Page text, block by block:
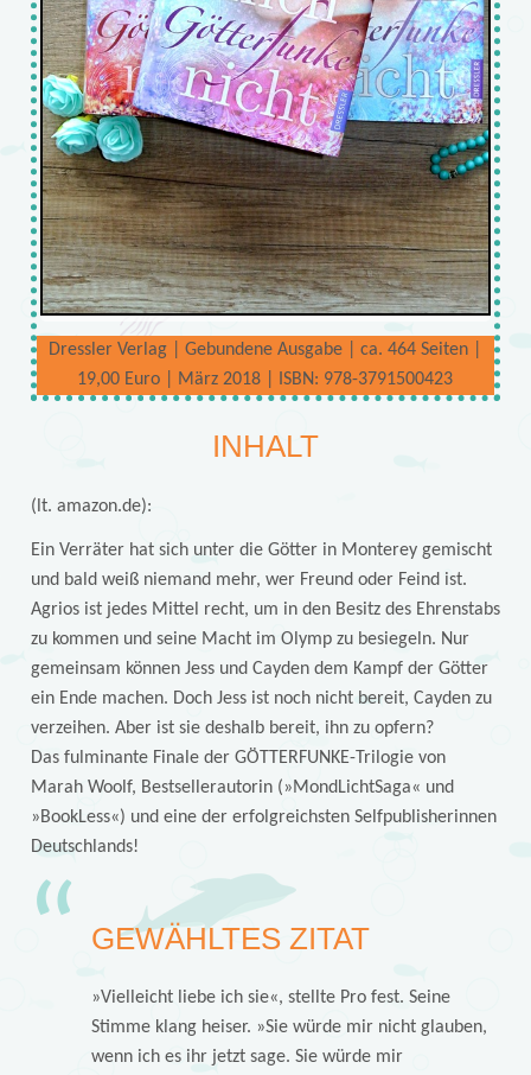
Dressler Verlag | Gebundene Ausgabe | ca. 464 Seiten |
19,00 Euro | März 2018 | ISBN: 978-3791500423
INHALT
(lt. amazon.de):
Ein Verräter hat sich unter die Götter in Monterey gemischt
und bald weiß niemand mehr, wer Freund oder Feind ist.
Agrios ist jedes Mittel recht, um in den Besitz des Ehrenstabs
zu kommen und seine Macht im Olymp zu besiegeln. Nur
gemeinsam können Jess und Cayden dem Kampf der Götter
ein Ende machen. Doch Jess ist noch nicht bereit, Cayden zu
verzeihen. Aber ist sie deshalb bereit, ihn zu opfern?
Das fulminante Finale der GÖTTERFUNKE-Trilogie von
Marah Woolf, Bestsellerautorin (»MondLichtSaga« und
»BookLess«) und eine der erfolgreichsten Selfpublisherinnen
Deutschlands!
GEWÄHLTES ZITAT
»Vielleicht liebe ich sie«, stellte Pro fest. Seine
Stimme klang heiser. »Sie würde mir nicht glauben,
wenn ich es ihr jetzt sage. Sie würde mir